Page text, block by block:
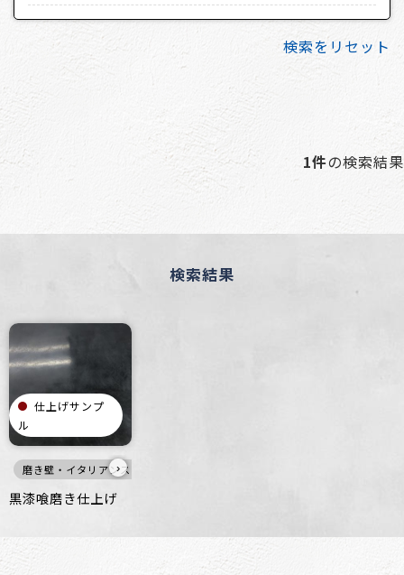
検索をリセット
1件の検索結果
検索結果
仕上げサンプ
ル
磨き壁・イタリアンスタッコ
›
黒漆喰磨き仕上げ